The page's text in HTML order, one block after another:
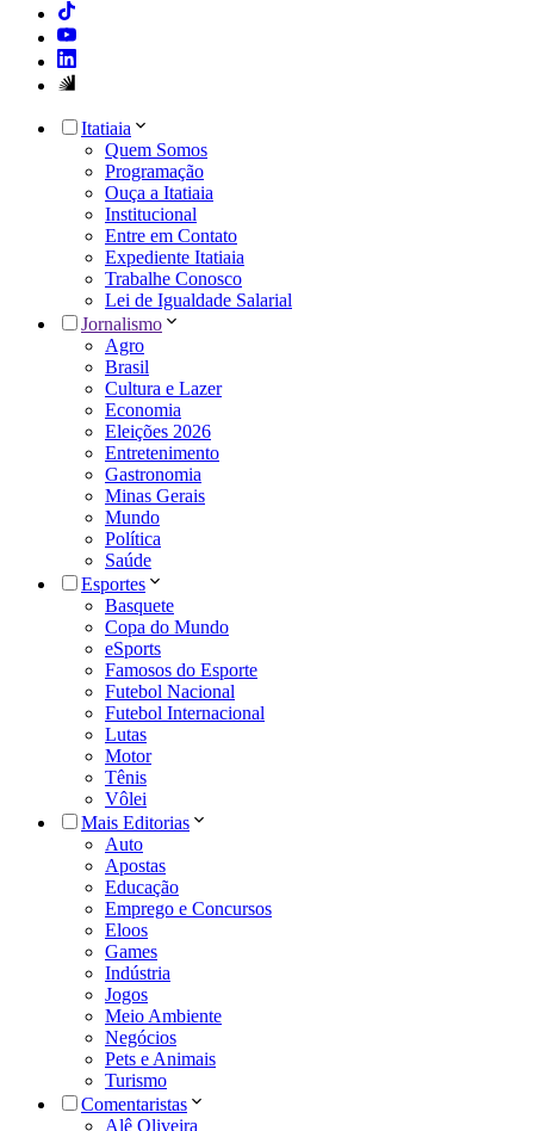
Itatiaia
Quem Somos
Programação
Ouça a Itatiaia
Institucional
Entre em Contato
Expediente Itatiaia
Trabalhe Conosco
Lei de Igualdade Salarial
Jornalismo
Agro
Brasil
Cultura e Lazer
Economia
Eleições 2026
Entretenimento
Gastronomia
Minas Gerais
Mundo
Política
Saúde
Esportes
Basquete
Copa do Mundo
eSports
Famosos do Esporte
Futebol Nacional
Futebol Internacional
Lutas
Motor
Tênis
Vôlei
Mais Editorias
Auto
Apostas
Educação
Emprego e Concursos
Eloos
Games
Indústria
Jogos
Meio Ambiente
Negócios
Pets e Animais
Turismo
Comentaristas
Alê Oliveira